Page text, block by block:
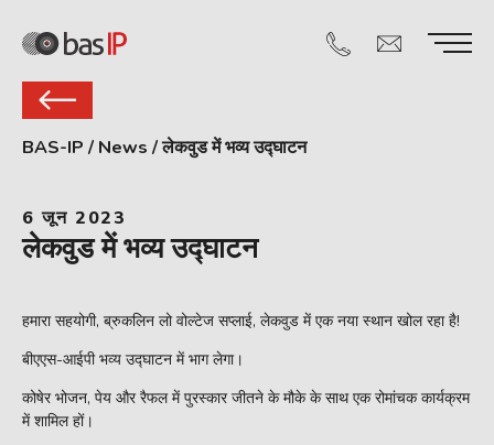
BAS-IP / News /लेकवुड में भव्य उद्घाटन
6 जून 2023
लेकवुड में भव्य उद्घाटन
हमारा सहयोगी, ब्रुकलिन लो वोल्टेज सप्लाई, लेकवुड में एक नया स्थान खोल रहा है!
बीएएस-आईपी भव्य उद्घाटन में भाग लेगा।
कोषेर भोजन, पेय और रैफल में पुरस्कार जीतने के मौके के साथ एक रोमांचक कार्यक्रम
में शामिल हों।